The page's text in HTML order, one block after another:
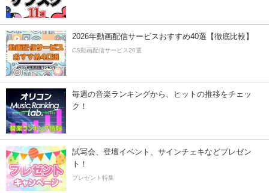
2026年動画配信サービスおすすめ40選【徹底比較】
CS動画配信サービス20選
毎週の音楽ランキングから、ヒットの推移をチェッ
ク！
試写会、登壇イベント、サインチェキなどプレゼン
ト！
プレゼント特集